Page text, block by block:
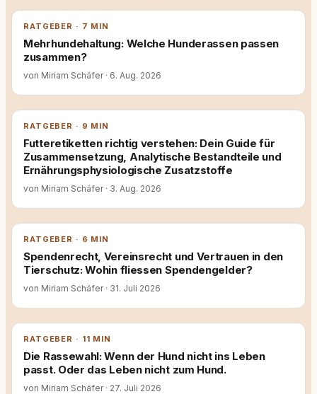
RATGEBER · 7 MIN
Mehrhundehaltung: Welche Hunderassen passen
zusammen?
von Miriam Schäfer · 6. Aug. 2026
RATGEBER · 9 MIN
Futteretiketten richtig verstehen: Dein Guide für
Zusammensetzung, Analytische Bestandteile und
Ernährungsphysiologische Zusatzstoffe
von Miriam Schäfer · 3. Aug. 2026
RATGEBER · 6 MIN
Spendenrecht, Vereinsrecht und Vertrauen in den
Tierschutz: Wohin fliessen Spendengelder?
von Miriam Schäfer · 31. Juli 2026
RATGEBER · 11 MIN
Die Rassewahl: Wenn der Hund nicht ins Leben
passt. Oder das Leben nicht zum Hund.
von Miriam Schäfer · 27. Juli 2026